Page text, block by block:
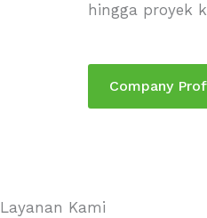
hingga proyek
Company
Layanan Kami